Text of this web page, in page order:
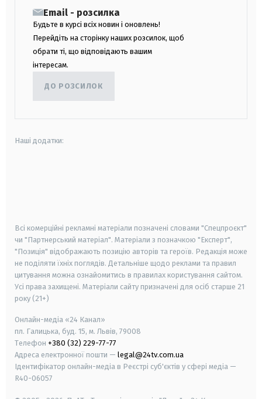
Email - розсилка
Будьте в курсі всіх новин і оновлень!
Перейдіть на сторінку наших розсилок, щоб
обрати ті, що відповідають вашим
інтересам.
ДО РОЗСИЛОК
Наші додатки:
Всі комерційні рекламні матеріали позначені словами "Спецпроєкт"
чи "Партнерський матеріал". Матеріали з позначкою "Експерт",
"Позиція" відображають позицію авторів та героїв. Редакція може
не поділяти їхніх поглядів. Детальніше щодо реклами та правил
цитування можна ознайомитись в правилах користування сайтом.
Усі права захищені. Матеріали сайту призначені для осіб старше 21
року (21+)
Онлайн-медіа «24 Канал»
пл. Галицька, буд. 15, м. Львів, 79008
Телефон +380 (32) 229-77-77
Адреса електронної пошти — legal@24tv.com.ua
Ідентифікатор онлайн-медіа в Реєстрі суб'єктів у сфері медіа —
R40-06057